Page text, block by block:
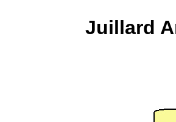
Juillard